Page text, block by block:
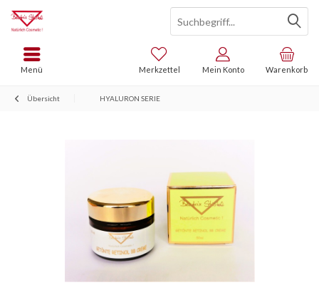
Warenkorb
Merkzettel Mein Konto
Menü
Übersicht HYALURON SERIE